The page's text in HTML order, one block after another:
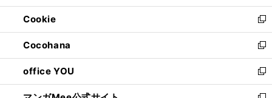
開
く
ウ
で
開
く
ン
ド
ウ
で
開
く
ウ
ィ
ン
ド
ウ
で
開
Cookie
新
し
い
ウ
ィ
ン
Cocohana
新
し
い
ウ
office YOU
新
し